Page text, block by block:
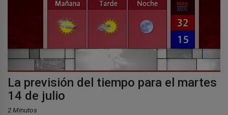
La previsión del tiempo para el martes
14 de julio
2 Minutos